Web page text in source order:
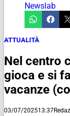
Newslab
ATTUALITÀ
Nel centro
gioca e si
vacanze
03/07/202513:37